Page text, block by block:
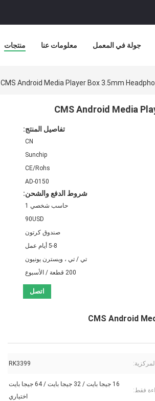
منتجات معلومات عنا جولة في المعمل
CMS Android Media Player Box 3.5mm
CMS Android Media
تفاصيل المنتج:
CN
Sunchip
CE/Rohs
AD-0150
شروط الدفع والشحن:
حاسب شخصي 1
90USD
صندوق كرتون
5-8 أيام عمل
تي / تي ، ويسترن يونيون
200 قطعة / الأسبوع
اتصل
CMS Android
RK3399
فقط:
16 جيجا بايت / 32 جيجا بايت / 64 جيجا بايت
اختياري